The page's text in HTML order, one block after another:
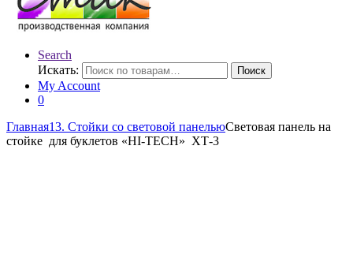
Search
Искать:
Поиск
My Account
0
Главная13. Стойки со световой панельюСветовая панель на
стойке для буклетов «HI-TECH» ХТ-3